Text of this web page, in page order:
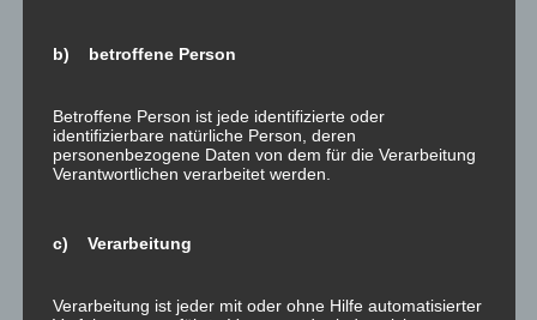
Fluglinie mit Mahlzeiten und Getränken zu
dass Ihnen die Möglichkeit der Telekommunikation
eingeräumt wird.
Verspätet sich der Abflug um mehr als
späteren Beförderung die Rückerstattung des
2. Flugannullierung:
b) betroffene Person
Betroffene Person ist jede identifizierte oder
identifizierbare natürliche Person, deren
personenbezogene Daten von dem für die Verarbeitung
Verantwortlichen verarbeitet werden.
c) Verarbeitung
Verarbeitung ist jeder mit oder ohne Hilfe automatisierter